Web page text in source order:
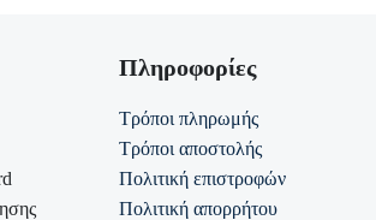
Πληροφορίες
Τρόποι πληρωμής
Τρόποι αποστολής
Πολιτική επιστροφών
Πολιτική απορρήτου